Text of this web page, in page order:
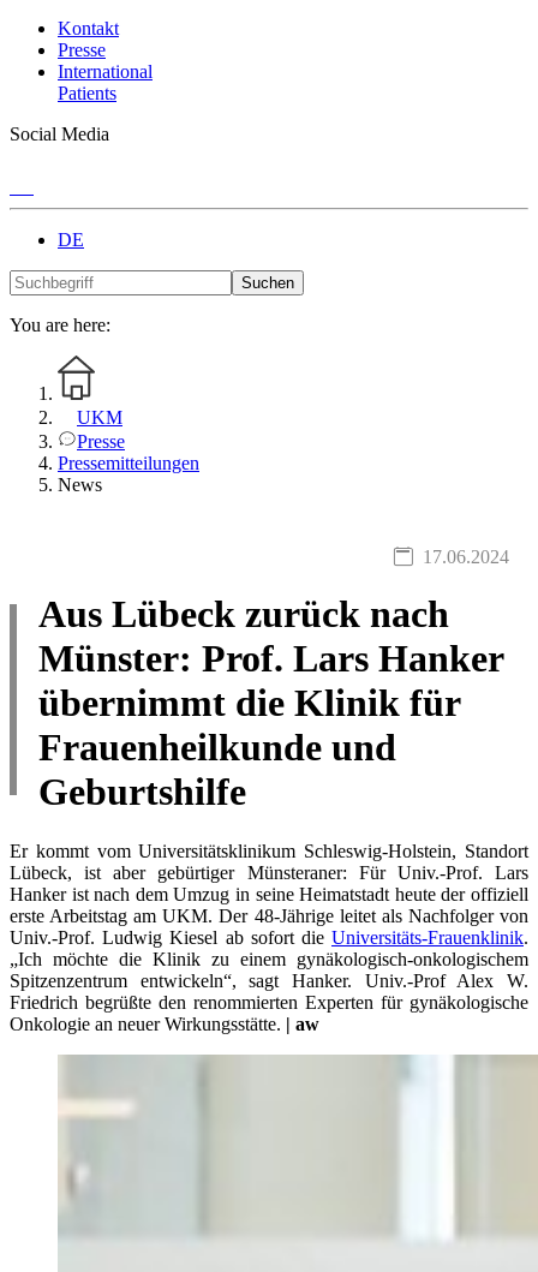
Kontakt
Presse
International
Patients
Social Media
DE
Suchen
You are here:
UKM
Presse
Pressemitteilungen
News
17.06.2024
Aus Lübeck zurück nach
Münster: Prof. Lars Hanker
übernimmt die Klinik für
Frauenheilkunde und
Geburtshilfe
Er kommt vom Universitätsklinikum Schleswig-Holstein, Standort
Lübeck, ist aber gebürtiger Münsteraner: Für Univ.-Prof. Lars
Hanker ist nach dem Umzug in seine Heimatstadt heute der offiziell
erste Arbeitstag am UKM. Der 48-Jährige leitet als Nachfolger von
Univ.-Prof. Ludwig Kiesel ab sofort die Universitäts-Frauenklinik.
„Ich möchte die Klinik zu einem gynäkologisch-onkologischem
Spitzenzentrum entwickeln“, sagt Hanker. Univ.-Prof Alex W.
Friedrich begrüßte den renommierten Experten für gynäkologische
Onkologie an neuer Wirkungsstätte. | aw